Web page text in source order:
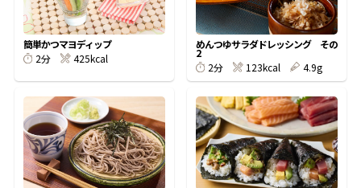
商品情報一覧
おすすめサイト
新鮮一番
氷熟®︎
簡単かつマヨディップ
2分
425kcal
めんつゆサラダドレッシング その
2
2分
123kcal 4.9g